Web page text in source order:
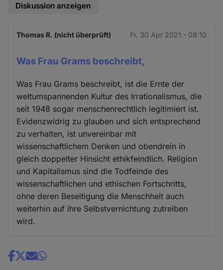
Diskussion anzeigen
Thomas R. (nicht überprüft) Fr. 30 Apr 2021 - 08:10
Was Frau Grams beschreibt,
Was Frau Grams beschreibt, ist die Ernte der
weltumspannenden Kultur des Irrationalismus, die
seit 1948 sogar menschenrechtlich legitimiert ist.
Evidenzwidrig zu glauben und sich entsprechend
zu verhalten, ist unvereinbar mit
wissenschaftlichem Denken und obendrein in
gleich doppelter Hinsicht ethikfeindlich. Religion
und Kapitalismus sind die Todfeinde des
wissenschaftlichen und ethischen Fortschritts,
ohne deren Beseitigung die Menschheit auch
weiterhin auf ihre Selbstvernichtung zutreiben
wird.
Share